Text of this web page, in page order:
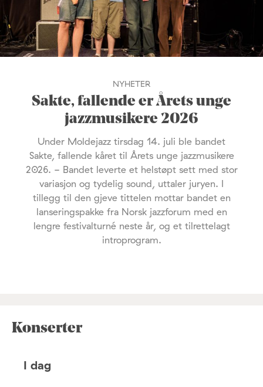
NYHETER
Sakte, fallende er Årets unge
jazzmusikere 2026
Under Moldejazz tirsdag 14. juli ble bandet
Sakte, fallende kåret til Årets unge jazzmusikere
2026. - Bandet leverte et helstøpt sett med stor
variasjon og tydelig sound, uttaler juryen. I
tillegg til den gjeve tittelen mottar bandet en
lanseringspakke fra Norsk jazzforum med en
lengre festivalturné neste år, og et tilrettelagt
introprogram.
Konserter
I dag